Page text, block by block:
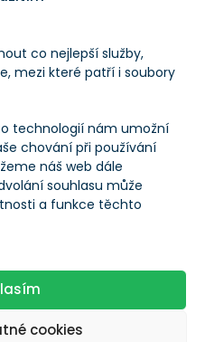
co nejlepší služby,
mezi které patří i soubory
technologií nám umožní
chování při používání
náš web dále
souhlasu může
a funkce těchto
cookies
od května 2019
poroste, ale jak dlouho a
to vidíte vy, co jste do